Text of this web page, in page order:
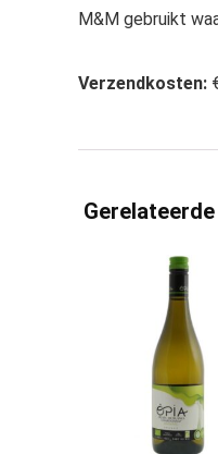
M&M gebruikt
Verzendkosten: